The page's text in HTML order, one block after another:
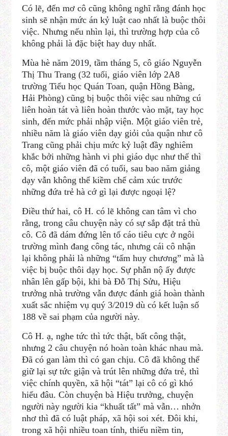
Có lẽ, đến mơ cô cũng không nghĩ rằng đánh học
sinh sẽ nhận mức án kỷ luật cao nhất là buộc thôi
việc. Nhưng nếu nhìn lại, thì trường hợp của cô
không phải là đặc biệt hay duy nhất.
Mùa hè năm 2019, tầm tháng 5, cô giáo Nguyễn
Thị Thu Trang (32 tuổi, giáo viên lớp 2A8
trường Tiểu học Quán Toan, quận Hồng Bàng,
Hải Phòng) cũng bị buộc thôi việc sau những cú
liên hoàn tát và liên hoàn thước vào mặt, tay học
sinh, đến mức phải nhập viện. Một giáo viên trẻ,
nhiều năm là giáo viên dạy giỏi của quận như cô
Trang cũng phải chịu mức kỷ luật đầy nghiêm
khắc bởi những hành vi phi giáo dục như thế thì
cô, một giáo viên đã có tuổi, sau bao năm giảng
dạy vẫn không thể kiềm chế cảm xúc trước
những đứa trẻ hà cớ gì lại được ngoại lệ?
Điều thứ hai, cô H. có lẽ không can tâm vì cho
rằng, trong câu chuyện này có sự sắp đặt trả thù
cô. Cô đã dám đứng lên tố cáo tiêu cực ở ngôi
trường mình đang công tác, nhưng cái cô nhận
lại không phải là những “tấm huy chương” mà là
việc bị buộc thôi dạy học. Sự phẫn nộ ấy được
nhân lên gấp bội, khi bà Đỗ Thị Sửu, Hiệu
trưởng nhà trường vẫn được đánh giá hoàn thành
xuất sắc nhiệm vụ quý 3/2019 dù có kết luận số
188 về sai phạm của người này.
Cô H. ạ, nghe tức thì tức thật, bất công thật,
nhưng 2 câu chuyện nó hoàn toàn khác nhau mà.
Đã có gan làm thì có gan chịu. Cô đã không thể
giữ lại sự tức giận và trút lên những đứa trẻ, thì
việc chính quyền, xã hội “tát” lại cô có gì khó
hiểu đâu. Còn chuyện bà Hiệu trưởng, chuyện
người này người kia “khuất tất” mà vẫn… nhởn
nhơ thì đã có luật pháp, xã hội soi xét. Đôi khi,
trong xã hội nhiều toan tính, thiếu niềm tin,